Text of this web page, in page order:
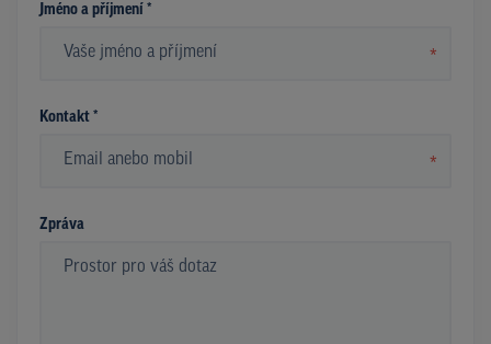
Jméno a příjmení *
*
Kontakt *
*
Zpráva